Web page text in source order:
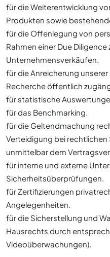
für die Weiterentwicklung
Produkten sowie
für die Offenlegung von
Rahmen einer Due Diligence
Unternehmensverkäufen.
für die Anreicherung
Recherche öffentlich
für statistische
für das Benchmarking.
für die Geltendmachung
Verteidigung bei
unmittelbar dem
für interne und externe
Sicherheitsüberprüfungen.
für Zertifizierungen
Angelegenheiten.
für die Sicherstellung und
Hausrechts durch
Videoüberwachungen).